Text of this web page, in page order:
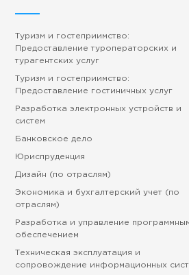
Туризм и гостеприимство:
Предоставление туроператорских и
турагентских услуг
Туризм и гостеприимство:
Предоставление гостиничных услуг
Разработка электронных устройств и
систем
Банковское дело
Юриспруденция
Дизайн (по отраслям)
Экономика и бухгалтерский учет (по
отраслям)
Разработка и управление
обеспечением
Техническая эксплуатация и
сопровождение информационных